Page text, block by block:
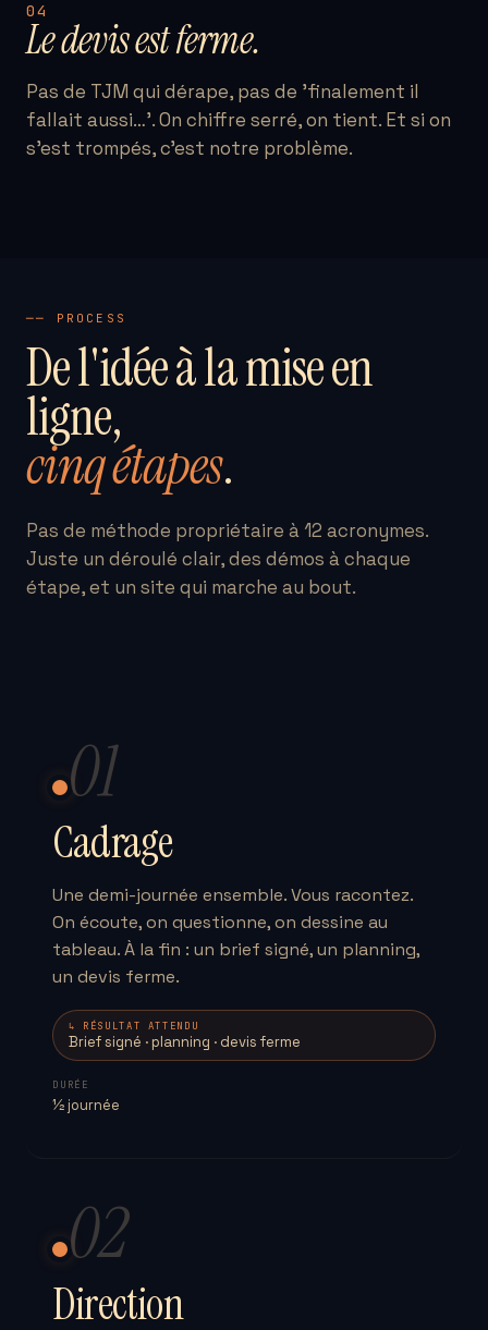
04
Le devis est ferme.
Pas de TJM qui dérape, pas de 'finalement il
fallait aussi…'. On chiffre serré, on tient. Et si on
s'est trompés, c'est notre problème.
── PROCESS
De l'idée à la mise en
ligne,
cinq étapes.
Pas de méthode propriétaire à 12 acronymes.
Juste un déroulé clair, des démos à chaque
étape, et un site qui marche au bout.
01
Cadrage
Une demi-journée ensemble. Vous racontez.
On écoute, on questionne, on dessine au
tableau. À la fin : un brief signé, un planning,
un devis ferme.
↳ RÉSULTAT ATTENDU
Brief signé · planning · devis ferme
DURÉE
½ journée
02
Direction